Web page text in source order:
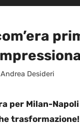
Andrea Desideri
per Milan-
trasformazione!